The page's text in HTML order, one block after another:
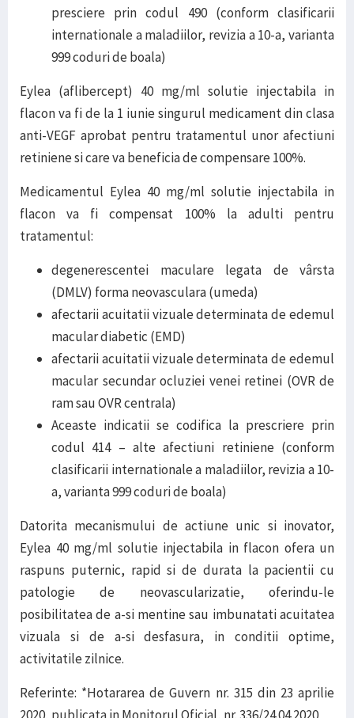
presciere prin codul 490 (conform clasificarii
internationale a maladiilor, revizia a 10-a, varianta
999 coduri de boala)
Eylea (aflibercept) 40 mg/ml solutie injectabila in
flacon va fi de la 1 iunie singurul medicament din clasa
anti-VEGF aprobat pentru tratamentul unor afectiuni
retiniene si care va beneficia de compensare 100%.
Medicamentul Eylea 40 mg/ml solutie injectabila in
flacon va fi compensat 100% la adulti pentru
tratamentul:
degenerescentei maculare legata de vârsta
(DMLV) forma neovasculara (umeda)
afectarii acuitatii vizuale determinata de edemul
macular diabetic (EMD)
afectarii acuitatii vizuale determinata de edemul
macular secundar ocluziei venei retinei (OVR de
ram sau OVR centrala)
Aceaste indicatii se codifica la prescriere prin
codul 414 – alte afectiuni retiniene (conform
clasificarii internationale a maladiilor, revizia a 10-
a, varianta 999 coduri de boala)
Datorita mecanismului de actiune unic si inovator,
Eylea 40 mg/ml solutie injectabila in flacon ofera un
raspuns puternic, rapid si de durata la pacientii cu
patologie de neovascularizatie, oferindu-le
posibilitatea de a-si mentine sau imbunatati acuitatea
vizuala si de a-si desfasura, in conditii optime,
activitatile zilnice.
Referinte: *Hotararea de Guvern nr. 315 din 23 aprilie